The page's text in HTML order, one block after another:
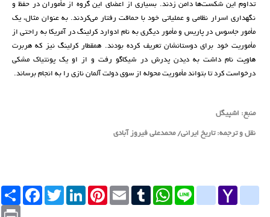
تداوم این شکست‌ها دامن زدند. بسیاری از اعضای این گروه از مأموران در حفظ و
نگهداری اسرار نظامی و عملیاتی خود با حماقت رفتار می‌کردند. به عنوان مثال، یک
مأمور جاسوس در پاریس و مأمور دیگری به نام ادوارد کرلینگ در آمریکا به راحتی از
مأموریت خود برای دوستانشان تعریف کرده بودند. همقطار کرلینگ نیز که هربرت
هاوپت نام داشت به دیدن پدرش در شیکاگو رفت و از او یک پونتیاک مشکی
درخواست کرد تا بتواند مأموریت محوله از سوی دولت آلمان نازی را به انجام برساند.
منبع: اشپیگل
نقل و ترجمه: تاریخ ایرانی/ محمدعلی فیروز آبادی
Facebook TwitterLinkedInPinterest Email TumblrWhatsApp Line
google_bookmarks
Yahoo
yahoo_messenger
Print